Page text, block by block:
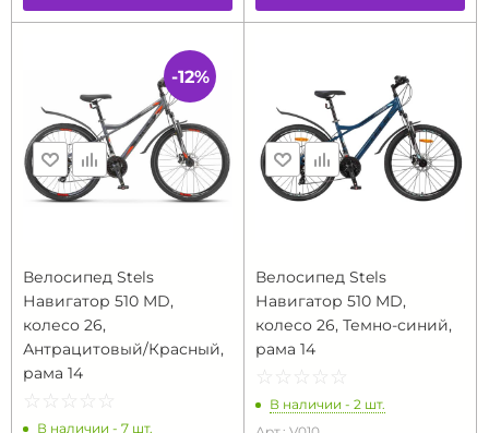
Велосипед Stels
Навигатор 510 MD,
колесо 26,
Антрацитовый/Красный,
рама 14
☆ ☆ ☆ ☆ ☆
★ ★ ★ ★ ★
В наличии - 7 шт.
-12%
Велосипед Stels
Навигатор 510 MD,
колесо 26, Темно-синий,
рама 14
☆ ☆ ☆ ☆ ☆
★ ★ ★ ★ ★
В наличии - 2 шт.